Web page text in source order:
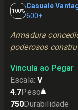
100%
Casuale
600+
Armadura
poderosos
Vincula ao Pegar
Escala: V
4.7Peso
750Durabilidade